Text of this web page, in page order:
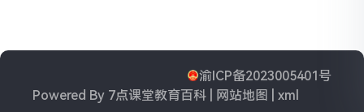
渝ICP备2023005401号
Powered By 7点课堂教育百科 网站地图 |xml